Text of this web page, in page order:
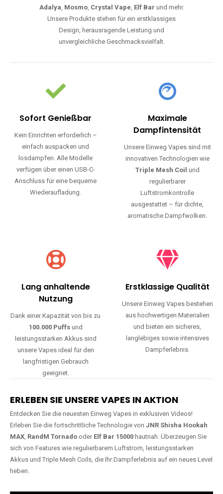
Adalya, Mosmo, Crystal Vape, Elf Bar und mehr.
Unsere Produkte stehen für ein erstklassiges
Design, herausragende Leistung und
unvergleichliche Geschmacksvielfalt.
Sofort Genießbar
Kein Einrichten erforderlich –
einfach auspacken und
losdampfen. Alle Modelle
verfügen über einen USB-C-
Anschluss für eine bequeme
Wiederaufladung.
Maximale
Dampfintensität
Unsere Einweg Vapes sind mit
innovativen Technologien wie
Triple Mesh Coil und
regulierbarer
Luftstromkontrolle
ausgestattet – für dichte,
aromatische Dampfwolken.
Lang anhaltende
Nutzung
Dank einer Kapazität von bis zu
100.000 Puffsund
leistungsstarken Akkus sind
unsere Vapes ideal für den
langfristigen Gebrauch
geeignet.
Erstklassige Qualität
Unsere Einweg Vapes bestehen
aus hochwertigen Materialien
und bieten ein sicheres,
langlebiges sowie intensives
Dampferlebnis.
ERLEBEN SIE UNSERE VAPES IN AKTION
Entdecken Sie die neuesten Einweg Vapes in exklusiven Videos!
Erleben Sie die fortschrittliche Technologie von JNR Shisha Hookah
MAX, RandM Tornado oder Elf Bar 15000 hautnah. Überzeugen Sie
sich von Features wie regulierbarem Luftstrom, leistungsstarken
Akkus und Triple Mesh Coils, die Ihr Dampferlebnis auf ein neues Level
heben.